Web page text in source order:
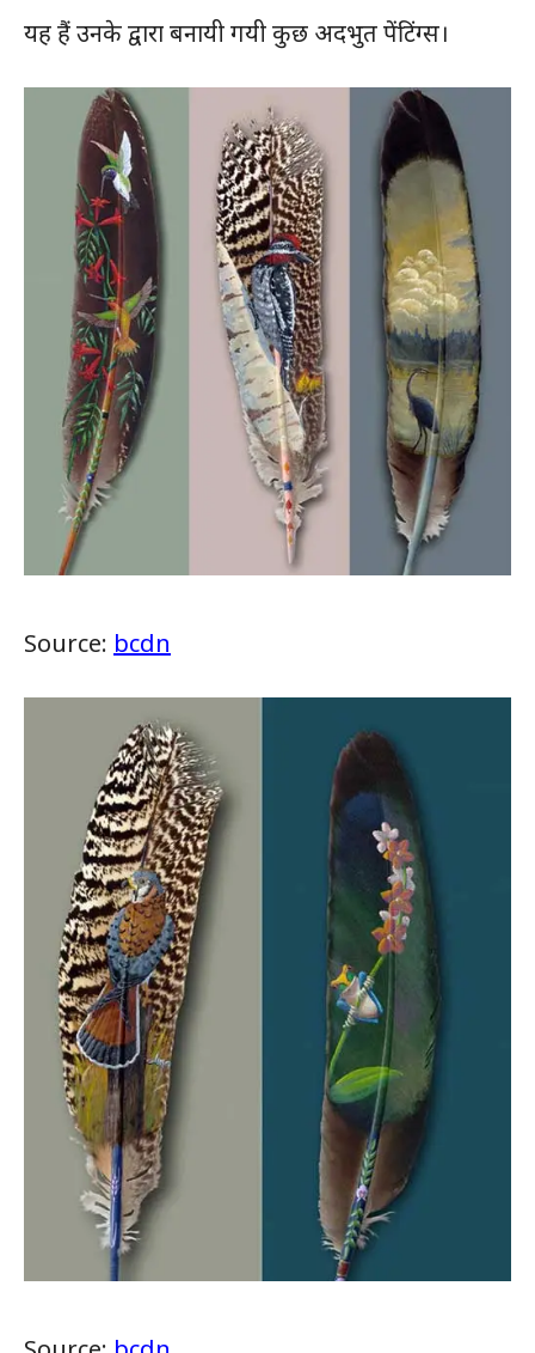
यह हैं उनके द्वारा बनायी गयी कुछ अदभुत पेंटिंग्स।
Source: bcdn